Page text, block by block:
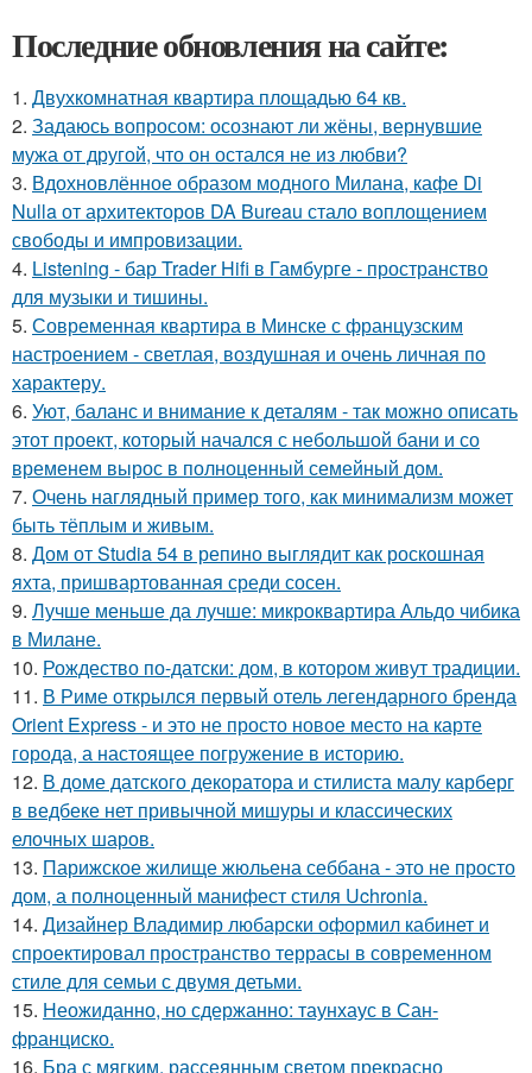
Последние обновления на сайте:
1. Двухкомнатная квартира площадью 64 кв.
2. Задаюсь вопросом: осознают ли жёны, вернувшие
мужа от другой, что он остался не из любви?
3. Вдохновлённое образом модного Милана, кафе Di
Nulla от архитекторов DA Bureau стало воплощением
свободы и импровизации.
4. Listening - бар Trader Hifi в Гамбурге - пространство
для музыки и тишины.
5. Современная квартира в Минске с французским
настроением - светлая, воздушная и очень личная по
характеру.
6. Уют, баланс и внимание к деталям - так можно описать
этот проект, который начался с небольшой бани и со
временем вырос в полноценный семейный дом.
7. Очень наглядный пример того, как минимализм может
быть тёплым и живым.
8. Дом от Studia 54 в репино выглядит как роскошная
яхта, пришвартованная среди сосен.
9. Лучше меньше да лучше: микроквартира Альдо чибика
в Милане.
10. Рождество по-датски: дом, в котором живут традиции.
11. В Риме открылся первый отель легендарного бренда
Orient Express - и это не просто новое место на карте
города, а настоящее погружение в историю.
12. В доме датского декоратора и стилиста малу карберг
в ведбеке нет привычной мишуры и классических
елочных шаров.
13. Парижское жилище жюльена себбана - это не просто
дом, а полноценный манифест стиля Uchronia.
14. Дизайнер Владимир любарски оформил кабинет и
спроектировал пространство террасы в современном
стиле для семьи с двумя детьми.
15. Неожиданно, но сдержанно: таунхаус в Сан-
франциско.
16. Бра с мягким, рассеянным светом прекрасно